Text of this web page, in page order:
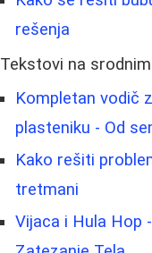
rešenja
Tekstovi na
Kompletan vodič
plasteniku - Od
Kako rešiti
tretmani
Vijaca i Hula Hop